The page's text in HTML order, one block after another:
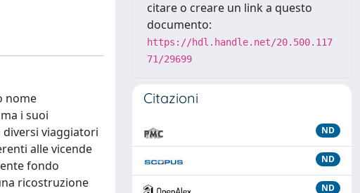
nome
i suoi
viaggiatori
alle vicende
fondo
ricostruzione
citare o creare un link a questo
documento:
https://hdl.handle.net/20.500.117
71/29699
Citazioni
ND
ND
ND